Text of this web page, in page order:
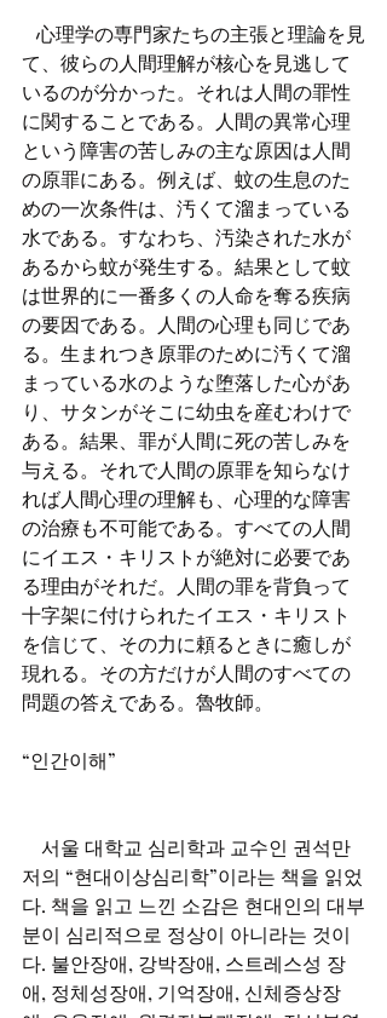
て、彼らの人間理解が核心を見逃して
いるのが分かった。それは人間の罪性
に関することである。人間の異常心理
という障害の苦しみの主な原因は人間
の原罪にある。例えば、蚊の生息のた
めの一次条件は、汚くて溜まっている
水である。すなわち、汚染された水が
あるから蚊が発生する。結果として蚊
は世界的に一番多くの人命を奪る疾病
の要因である。人間の心理も同じであ
る。生まれつき原罪のために汚くて溜
まっている水のような堕落した心があ
り、サタンがそこに幼虫を産むわけで
ある。結果、罪が人間に死の苦しみを
与える。それで人間の原罪を知らなけ
れば人間心理の理解も、心理的な障害
の治療も不可能である。すべての人間
にイエス・キリストが絶対に必要であ
る理由がそれだ。人間の罪を背負って
十字架に付けられたイエス・キリスト
を信じて、その力に頼るときに癒しが
現れる。その方だけが人間のすべての
問題の答えである。魯牧師。
“인간이해”
저의 “현대이상심리학”이라는 책을 읽었
다. 책을 읽고 느낀 소감은 현대인의 대부
분이 심리적으로 정상이 아니라는 것이
다. 불안장애, 강박장애, 스트레스성 장
애, 정체성장애, 기억장애, 신체증상장